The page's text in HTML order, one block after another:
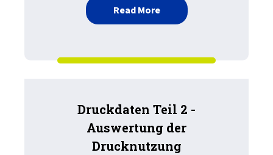
Read Moreabout Druckdaten Teil 3
Druckdaten Teil 2 -
Auswertung der
Drucknutzung